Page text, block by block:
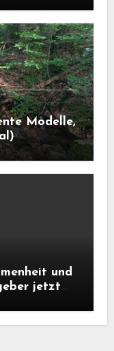
Modelle,
und
jetzt